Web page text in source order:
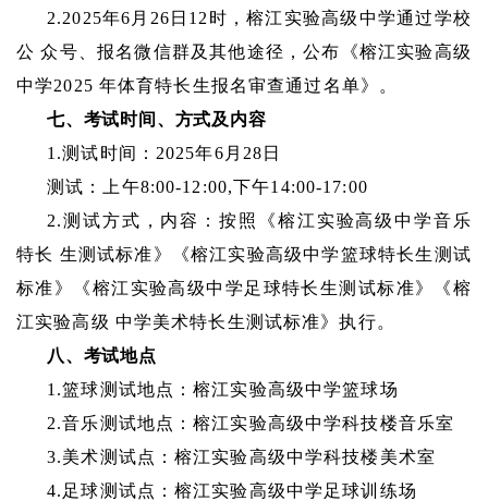
2.2025年6月26日12时，榕江实验高级中学通过学校
公 众号、报名微信群及其他途径，公布《榕江实验高级
中学2025 年体育特长生报名审查通过名单》。
七、考试时间、方式及内容
1.测试时间：2025年6月28日
测试：上午8:00-12:00,下午14:00-17:00
2.测试方式，内容：按照《榕江实验高级中学音乐
特长 生测试标准》《榕江实验高级中学篮球特长生测试
标准》《榕江实验高级中学足球特长生测试标准》《榕
江实验高级 中学美术特长生测试标准》执行。
八、考试地点
1.篮球测试地点：榕江实验高级中学篮球场
2.音乐测试地点：榕江实验高级中学科技楼音乐室
3.美术测试点：榕江实验高级中学科技楼美术室
4.足球测试点：榕江实验高级中学足球训练场